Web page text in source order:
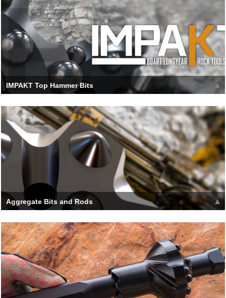
IMPAKT Top Hammer Bits
development and global 3rd-party testing, Leer más >>
Aggregate Bits and Rods
designed rock tools for use in aggreg Leer más >>